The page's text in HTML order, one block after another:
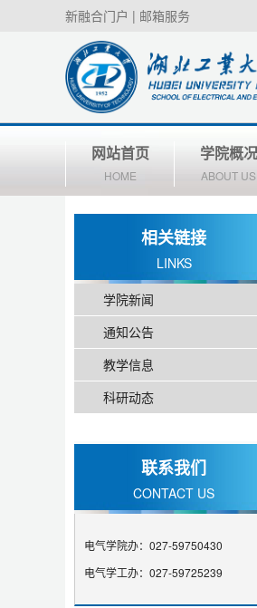
新融合门户 | 邮箱服务
网站首页
HOME
学院概况
ABOUT US
相关链接
LINKS
学院新闻
通知公告
教学信息
科研动态
联系我们
CONTACT US
电气学院办：027-59750430
电气学工办：027-59725239